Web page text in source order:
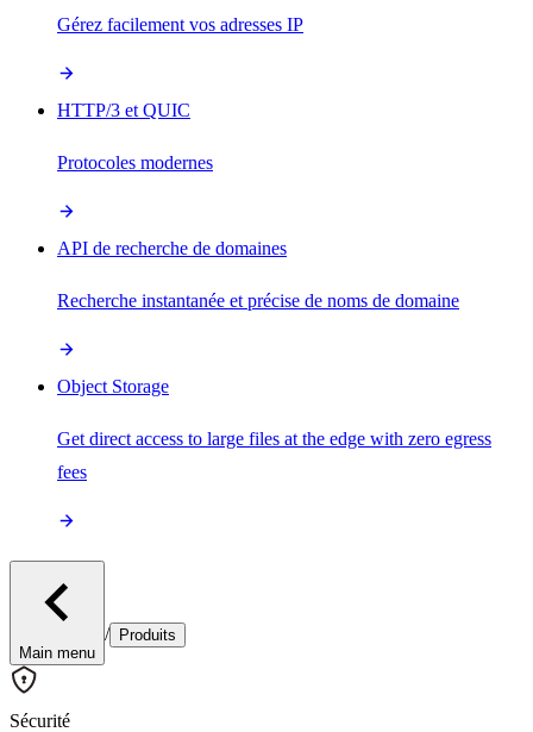
Gérez facilement vos adresses IP
HTTP/3 et QUIC
Protocoles modernes
API de recherche de domaines
Recherche instantanée et précise de noms de domaine
Object Storage
Get direct access to large files at the edge with zero egress
fees
Main menu
/ Produits
Sécurité